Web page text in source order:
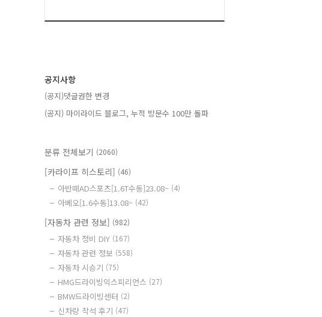
공지사항
(공지)댓글권한 변경
(공지) 마이라이드 블로그, 누적 방문수 100만 돌파
분류 전체보기 (2060)
[카라이프 히스토리] (46)
아반떼AD스포츠[1.6T수동]23.08~ (4)
아베오[1.6수동]13.08~ (42)
[자동차 관련 정보] (982)
자동차 정비 DIY (167)
자동차 관련 정보 (558)
자동차 시승기 (75)
HMG드라이빙익스피리언스 (27)
BMW드라이빙센터 (2)
신차량 착석 후기 (47)